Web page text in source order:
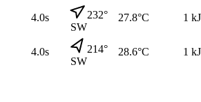
4.0s 232°
SW
27.8°C 1 kJ
4.0s 214°
SW
28.6°C 1 kJ